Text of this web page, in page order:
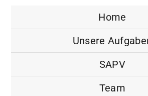
Home
Unsere
SAPV
Team